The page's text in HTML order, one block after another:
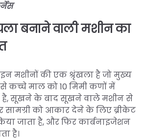
बनाने वाली मशीन का
मशीनों की एक श्रृंखला है जो मुख्य
कच्चे माल को 10 मिमी कणों में
है, सूखने के बाद सूखने वाले मशीन से
सामग्री को आकार देने के लिए ब्रीकेट
जाता है, और फिर कार्बनाइजेशन
है।